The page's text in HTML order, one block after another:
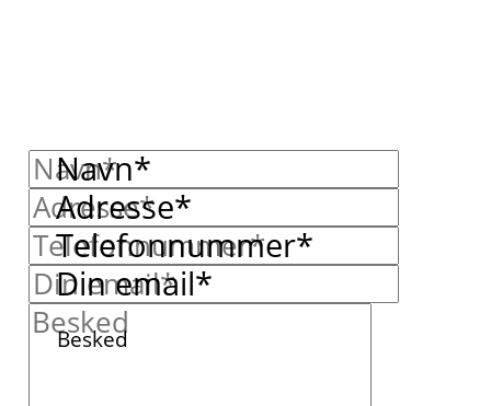
Navn*
Adresse*
Telefonnummer*
Din email*
Besked